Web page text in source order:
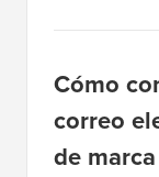
Cómo
correo
de